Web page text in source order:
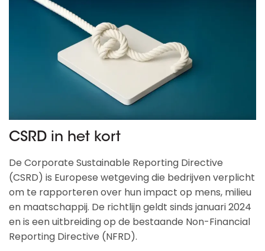
CSRD in het kort
De Corporate Sustainable Reporting Directive
(CSRD) is Europese wetgeving die bedrijven verplicht
om te rapporteren over hun impact op mens, milieu
en maatschappij. De richtlijn geldt sinds januari 2024
en is een uitbreiding op de bestaande Non-Financial
Reporting Directive (NFRD).